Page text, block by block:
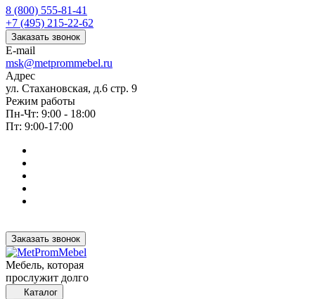
8 (800) 555-81-41
+7 (495) 215-22-62
Заказать звонок
E-mail
msk@metprommebel.ru
Адрес
ул. Стахановская, д.6 стр. 9
Режим работы
Пн-Чт: 9:00 - 18:00
Пт: 9:00-17:00
Заказать звонок
Мебель, которая
прослужит долго
Каталог